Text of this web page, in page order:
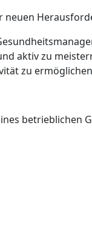
neuen
aktiv zu
zu
betrieblichen